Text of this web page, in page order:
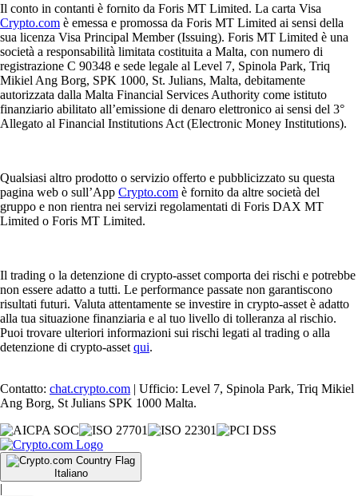
Il conto in contanti è fornito da Foris MT Limited. La carta Visa
Crypto.com è emessa e promossa da Foris MT Limited ai sensi della
sua licenza Visa Principal Member (Issuing). Foris MT Limited è una
società a responsabilità limitata costituita a Malta, con numero di
registrazione C 90348 e sede legale al Level 7, Spinola Park, Triq
Mikiel Ang Borg, SPK 1000, St. Julians, Malta, debitamente
autorizzata dalla Malta Financial Services Authority come istituto
finanziario abilitato all’emissione di denaro elettronico ai sensi del 3°
Allegato al Financial Institutions Act (Electronic Money Institutions).
Qualsiasi altro prodotto o servizio offerto e pubblicizzato su questa
pagina web o sull’App Crypto.com è fornito da altre società del
gruppo e non rientra nei servizi regolamentati di Foris DAX MT
Limited o Foris MT Limited.
Il trading o la detenzione di crypto-asset comporta dei rischi e potrebbe
non essere adatto a tutti. Le performance passate non garantiscono
risultati futuri. Valuta attentamente se investire in crypto-asset è adatto
alla tua situazione finanziaria e al tuo livello di tolleranza al rischio.
Puoi trovare ulteriori informazioni sui rischi legati al trading o alla
detenzione di crypto-asset qui.
Contatto: chat.crypto.com | Ufficio: Level 7, Spinola Park, Triq Mikiel
Ang Borg, St Julians SPK 1000 Malta.
Italiano
|